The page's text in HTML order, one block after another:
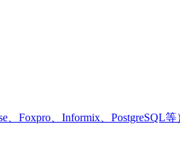
、Foxpro、Informix、PostgreSQL